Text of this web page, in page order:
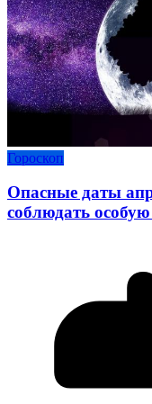
Гороскоп
Опасные даты
соблюдать